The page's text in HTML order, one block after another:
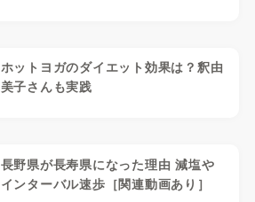
ホットヨガのダイエット効果は？釈由
美子さんも実践
長野県が長寿県になった理由 減塩や
インターバル速歩［関連動画あり］